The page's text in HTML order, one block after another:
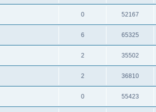
0 52167
6 65325
2 35502
2 36810
0 55423